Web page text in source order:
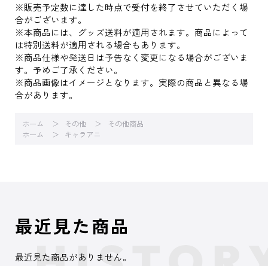
※販売予定数に達した時点で受付を終了させていただく場
合がございます。
※本商品には、グッズ送料が適用されます。商品によって
は特別送料が適用される場合もあります。
※商品仕様や発送日は予告なく変更になる場合がございま
す。予めご了承ください。
※商品画像はイメージとなります。実際の商品と異なる場
合があります。
ホーム その他
その他商品
ホーム
キャラアニ
最近見た商品
最近見た商品がありません。